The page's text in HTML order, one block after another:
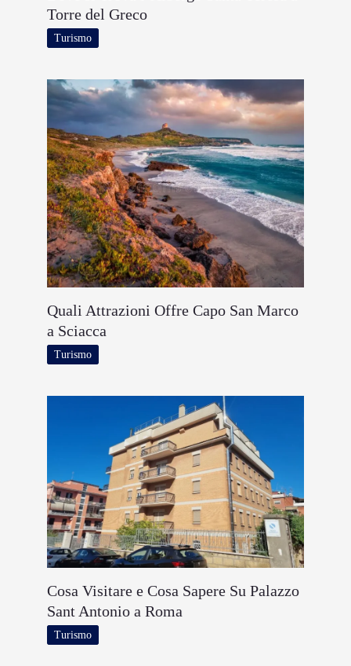
Torre del Greco
Turismo
Quali Attrazioni Offre Capo San Marco
a Sciacca
Turismo
Cosa Visitare e Cosa Sapere Su Palazzo
Sant Antonio a Roma
Turismo